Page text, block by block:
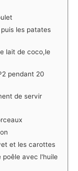
les patates
lait de coco,le
pendant 20
de servir
et les carottes
poêle avec l'huile